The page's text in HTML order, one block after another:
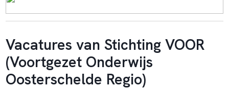
Vacatures van Stichting VOOR
(Voortgezet Onderwijs
Oosterschelde Regio)